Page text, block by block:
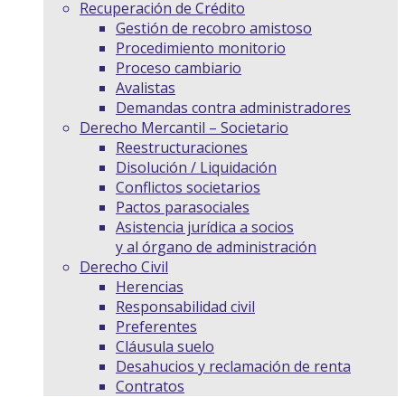
Recuperación de Crédito
Gestión de recobro amistoso
Procedimiento monitorio
Proceso cambiario
Avalistas
Demandas contra administradores
Derecho Mercantil – Societario
Reestructuraciones
Disolución / Liquidación
Conflictos societarios
Pactos parasociales
Asistencia jurídica a socios
y al órgano de administración
Derecho Civil
Herencias
Responsabilidad civil
Preferentes
Cláusula suelo
Desahucios y reclamación de renta
Contratos